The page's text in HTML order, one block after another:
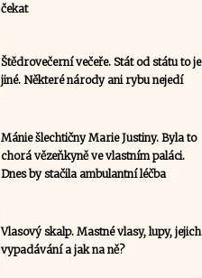
čekat
Štědrovečerní večeře. Stát od státu to je
jiné. Některé národy ani rybu nejedí
Mánie šlechtičny Marie Justiny. Byla to
chorá vězeňkyně ve vlastním paláci.
Dnes by stačila ambulantní léčba
Vlasový skalp. Mastné vlasy, lupy, jejich
vypadávání a jak na ně?